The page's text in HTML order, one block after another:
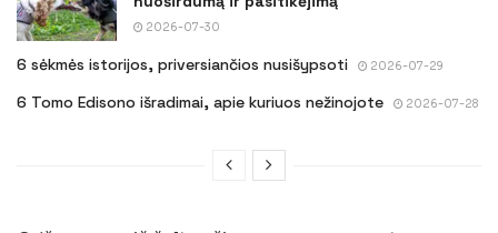
2026-07-30
6 sėkmės istorijos, priversiančios nusišypsoti 2026-07-29
6 Tomo Edisono išradimai, apie kuriuos nežinojote 2026-07-28